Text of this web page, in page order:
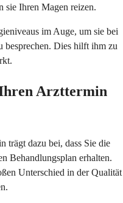
sie Ihren Magen reizen.
im Auge, um sie bei
besprechen. Dies hilft ihm zu
Arzttermin
trägt dazu bei, dass Sie die
Behandlungsplan erhalten.
Unterschied in der Qualität